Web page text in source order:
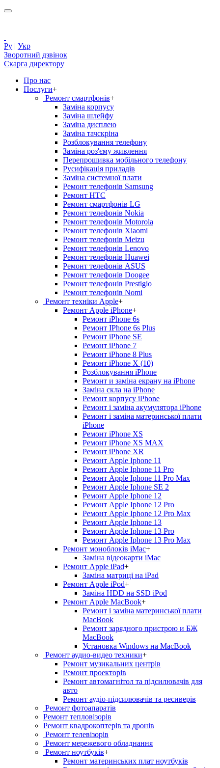
Ру | Укр
Зворотний дзвінок
Скарга директору
Про нас
Послуги+
Ремонт смартфонів+
Заміна корпусу
Заміна шлейфу
Заміна дисплею
Заміна тачскріна
Розблокування телефону
Заміна роз'єму живлення
Перепрошивка мобільного телефону
Русифікація приладів
Заміна системної плати
Ремонт телефонів Samsung
Ремонт HTC
Ремонт смартфонів LG
Ремонт телефонів Nokia
Ремонт телефонів Motorola
Ремонт телефонів Xiaomi
Ремонт телефонів Meizu
Ремонт телефонів Lenovo
Ремонт телефонів Huawei
Ремонт телефонів ASUS
Ремонт телефонів Doogee
Ремонт телефонів Prestigio
Ремонт телефонів Nomi
Ремонт техніки Apple+
Ремонт Apple iPhone+
Ремонт iPhone 6s
Ремонт IPhone 6s Plus
Ремонт iPhone SE
Ремонт iPhone 7
Ремонт iPhone 8 Plus
Ремонт iPhone X (10)
Розблокування iPhone
Ремонт и заміна екрану на iPhone
Заміна скла на iPhone
Ремонт корпусу iPhone
Ремонт і заміна акумулятора iPhone
Ремонт і заміна материнської плати
iPhone
Ремонт iPhone XS
Ремонт iPhone XS MAX
Ремонт iPhone XR
Ремонт Apple Iphone 11
Ремонт Apple Iphone 11 Pro
Ремонт Apple Iphone 11 Pro Max
Ремонт Apple Iphone SE 2
Ремонт Apple Iphone 12
Ремонт Apple Iphone 12 Pro
Ремонт Apple Iphone 12 Pro Max
Ремонт Apple Iphone 13
Ремонт Apple Iphone 13 Pro
Ремонт Apple Iphone 13 Pro Max
Ремонт моноблоків iMac+
Заміна відеокарти iMac
Ремонт Apple iPad+
Заміна матриці на iPad
Ремонт Apple iPod+
Заміна HDD на SSD iPod
Ремонт Apple MacBook+
Ремонт і заміна материнської плати
MacBook
Ремонт зарядного пристрою и БЖ
MacBook
Установка Windows на MacBook
Ремонт аудио-видео техники+
Ремонт музикальних центрів
Ремонт проекторів
Ремонт автомагнітол та підсилювачів для
авто
Ремонт аудіо-підсилювачів та ресиверів
Ремонт фотоапаратів
Ремонт тепловізорів
Ремонт квадрокоптерів та дронів
Ремонт телевізорів
Ремонт мережевого обладнання
Ремонт ноутбуків+
Ремонт материнських плат ноутбуків